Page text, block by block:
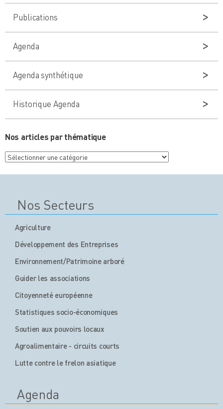
Publications
Agenda
Agenda synthétique
Historique Agenda
Nos articles par thématique
Nos
articles
Nos Secteurs
Agriculture
Développement des Entreprises
Environnement/Patrimoine arboré
Guider les associations
Citoyenneté européenne
Statistiques socio-économiques
Soutien aux pouvoirs locaux
Agroalimentaire - circuits courts
Lutte contre le frelon asiatique
Agenda